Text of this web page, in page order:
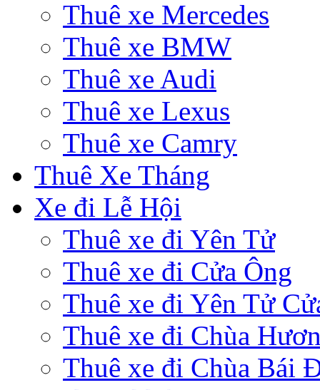
Thuê xe Mercedes
Thuê xe BMW
Thuê xe Audi
Thuê xe Lexus
Thuê xe Camry
Thuê Xe Tháng
Xe đi Lễ Hội
Thuê xe đi Yên Tử
Thuê xe đi Cửa Ông
Thuê xe đi Yên Tử
Thuê xe đi Chùa
Thuê xe đi Chùa Bái